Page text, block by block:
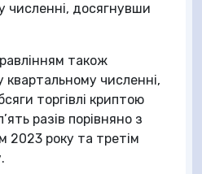
численні, досягнувши
також
квартальному численні,
торгівлі криптою
разів порівняно з
2023 року та третім